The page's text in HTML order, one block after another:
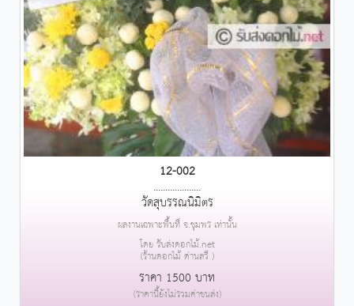
12-002
....................
วัดสุบรรณนิมิตร
ผลงานเฉพาะพื้นที่ จ.ชุมพร เท่านั้น
โดย รับส่งดอกไม้.net
(ร้านดอกไม้ ด่านสวี )
ราคา 1500 บาท
(ราคานี้ยังไม่รวมค่าขนส่ง)